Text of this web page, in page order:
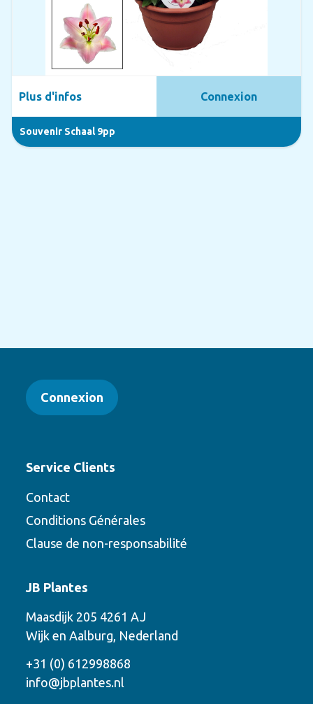
Souvenir Schaal 9pp
Plus d'infos Connexion
options suivantes
Connexion
Service Clients
Contact
Conditions Générales
Clause de non-responsabilité
JB Plantes
Maasdijk 205 4261 AJ
Wijk en Aalburg, Nederland
+31 (0) 612998868
info@jbplantes.nl